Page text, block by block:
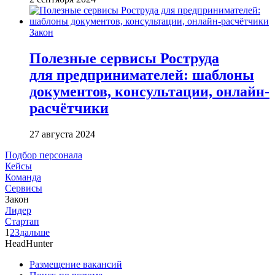
Закон
Полезные сервисы Роструда
для предпринимателей: шаблоны
документов, консультации, онлайн-
расчётчики
27 августа 2024
Подбор персонала
Кейсы
Команда
Сервисы
Закон
Лидер
Стартап
1 23дальше
HeadHunter
Размещение вакансий